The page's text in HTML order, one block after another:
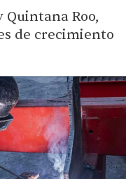
Quintana Roo,
de crecimiento